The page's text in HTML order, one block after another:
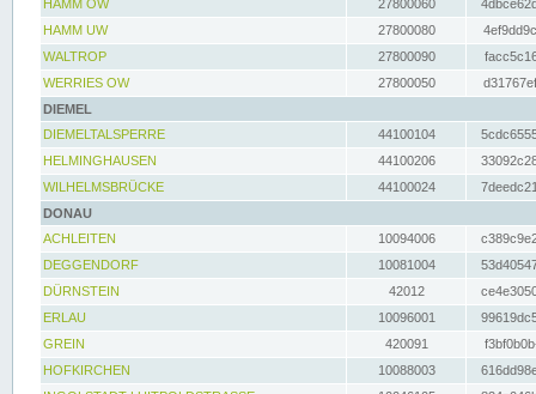
HAMM OW
27800060
HAMM UW
27800080
WALTROP
27800090
WERRIES OW
27800050
DIEMEL
DIEMELTALSPERRE
44100104
HELMINGHAUSEN
44100206
WILHELMSBRÜCKE
44100024
DONAU
ACHLEITEN
10094006
DEGGENDORF
10081004
DÜRNSTEIN
42012
ERLAU
10096001
GREIN
420091
HOFKIRCHEN
10088003